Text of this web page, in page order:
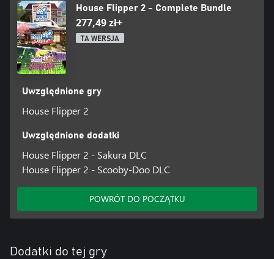
House Flipper 2 - Complete Bundle
277,49 zł+
TA WERSJA
Uwzględnione gry
House Flipper 2
Uwzględnione dodatki
House Flipper 2 - Sakura DLC
House Flipper 2 - Scooby-Doo DLC
POWRÓT DO POCZĄTKU
Dodatki do tej gry